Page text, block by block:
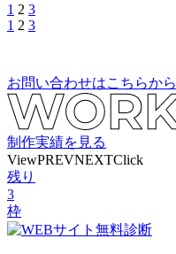
1 2 3
1 2 3
お問い合わせはこちらから
制作実績を見る
ViewPREVNEXTClick
残り
3
枠